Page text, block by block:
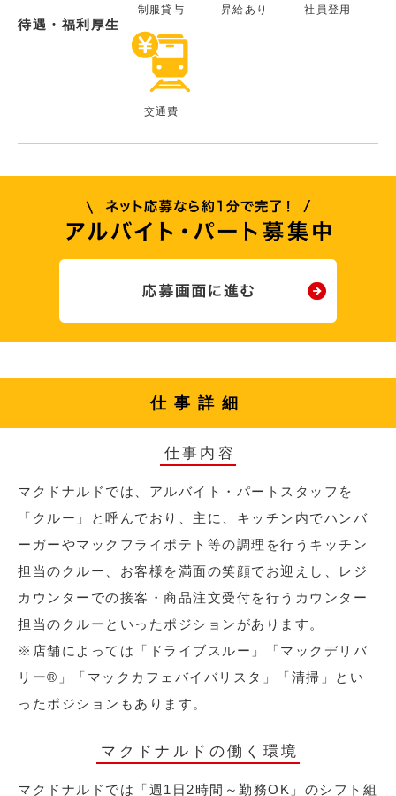
待遇・福利厚生
制服貸与 昇給あり 社員登用
交通費
仕事詳細
仕事内容
マクドナルドでは、アルバイト・パートスタッフを
「クルー」と呼んでおり、主に、キッチン内でハンバ
ーガーやマックフライポテト等の調理を行うキッチン
担当のクルー、お客様を満面の笑顔でお迎えし、レジ
カウンターでの接客・商品注文受付を行うカウンター
担当のクルーといったポジションがあります。
※店舗によっては「ドライブスルー」「マックデリバ
リー®︎」「マックカフェバイバリスタ」「清掃」とい
ったポジションもあります。
マクドナルドの働く環境
マクドナルドでは「週1日2時間～勤務OK」のシフト組